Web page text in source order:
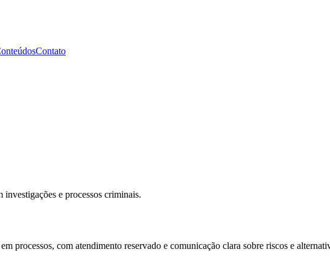
Contato
e processos criminais.
processos, com atendimento reservado e comunicação clara sobre riscos e